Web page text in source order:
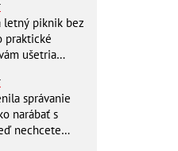
letný piknik bez
praktické
ušetria
správanie
narábať s
nechcete